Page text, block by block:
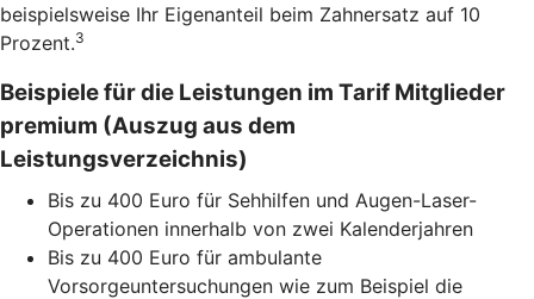
beispielsweise Ihr Eigenanteil beim Zahnersatz auf 10
Prozent.3
Beispiele für die Leistungen im Tarif Mitglieder
premium (Auszug aus dem
Leistungsverzeichnis)
Bis zu 400 Euro für Sehhilfen und Augen-Laser-
Operationen innerhalb von zwei Kalenderjahren
Bis zu 400 Euro für ambulante
Vorsorgeuntersuchungen wie zum Beispiel die